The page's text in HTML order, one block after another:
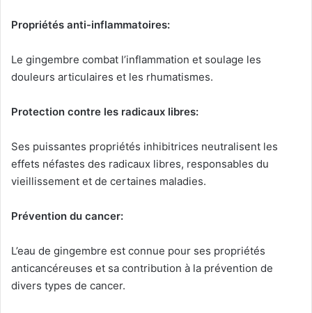
Propriétés anti-inflammatoires:
Le gingembre combat l’inflammation et soulage les
douleurs articulaires et les rhumatismes.
Protection contre les radicaux libres:
Ses puissantes propriétés inhibitrices neutralisent les
effets néfastes des radicaux libres, responsables du
vieillissement et de certaines maladies.
Prévention du cancer:
L’eau de gingembre est connue pour ses propriétés
anticancéreuses et sa contribution à la prévention de
divers types de cancer.